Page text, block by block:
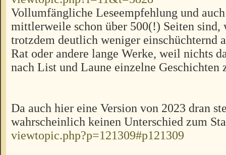
Vollumfängliche Leseempfehlung und
mittlerweile schon über 500(!) Seiten sind,
trotzdem deutlich weniger einschüchternd
Rat oder andere lange Werke, weil nichts
nach List und Laune einzelne Geschichten
Da auch hier eine Version von 2023 dran
wahrscheinlich keinen Unterschied zum
viewtopic.php?p=121309#p121309